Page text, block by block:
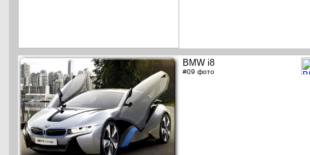
BMW i8
#09 фото